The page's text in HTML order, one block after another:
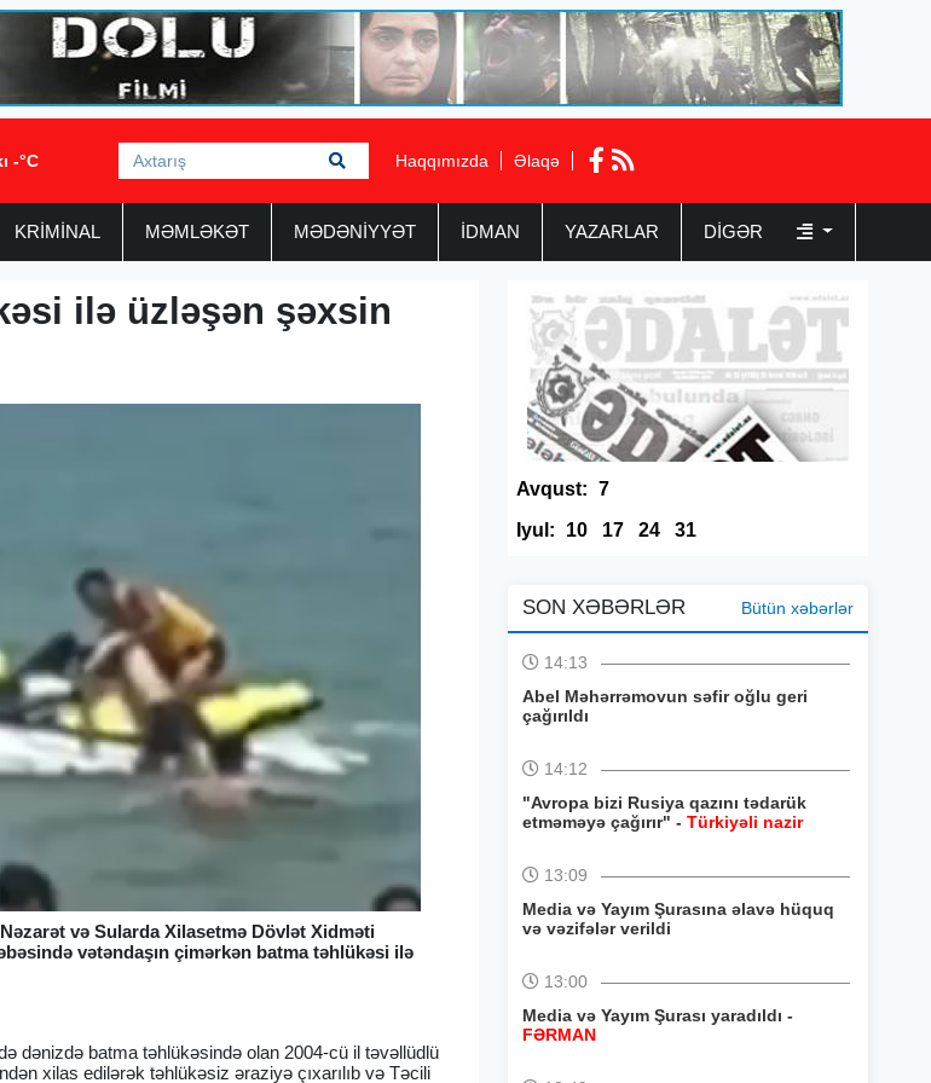
-°C Haqqımızda Əlaqə
KRİMİNAL MƏMLƏKƏT MƏDƏNİYYƏT İDMAN YAZARLAR DIGƏR
ilə üzləşən şəxsin
və Sularda Xilasetmə Dövlət Xidməti
vətəndaşın çimərkən batma təhlükəsi ilə
dənizdə batma təhlükəsində olan 2004-cü il təvəllüdlü
xilas edilərək təhlükəsiz əraziyə çıxarılıb və Təcili
Avqust: 7
Iyul:
10 17 24 31
SON XƏBƏRLƏR Bütün xəbərlər
14:13
Abel Məhərrəmovun səfir oğlu geri
çağırıldı
14:12
"Avropa bizi Rusiya qazını tədarük
etməməyə çağırır" - Türkiyəli nazir
13:09
Media və Yayım Şurasına əlavə hüquq
və vəzifələr verildi
13:00
Media və Yayım Şurası yaradıldı -
FƏRMAN